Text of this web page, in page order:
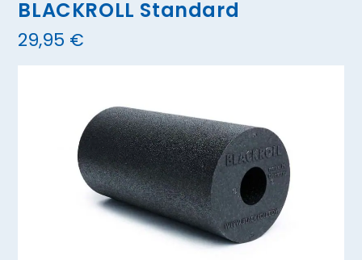
BLACKROLL Standard
29,95 €